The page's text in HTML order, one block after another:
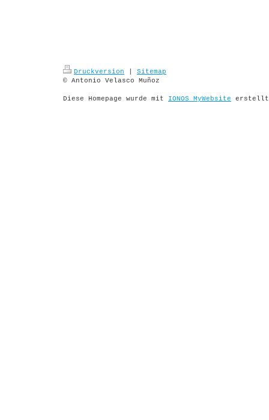
Druckversion
Sitemap
© Antonio Velasco Muñoz
Diese Homepage wurde mit IONOS MyWebsite